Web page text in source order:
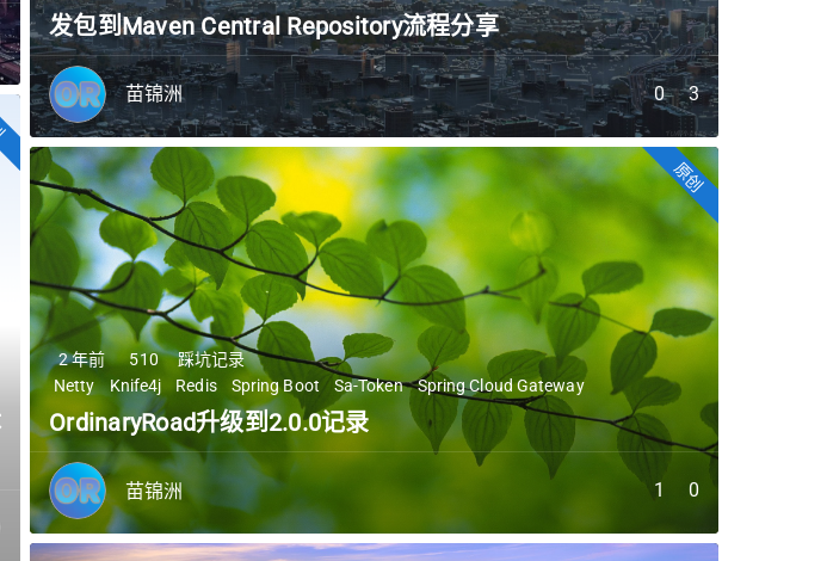
发包到Maven Central Repository流程分享
苗锦洲 0 3
2 年前 510
踩坑记录
Netty
Knife4j Redis Spring Boot Sa-Token Spring Cloud Gateway
OrdinaryRoad升级到2.0.0记录
苗锦洲 1 0
原创